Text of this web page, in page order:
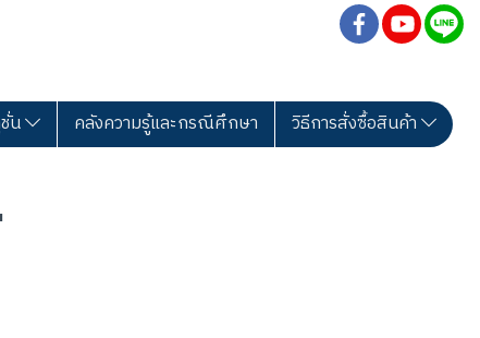
น คลังความรู้และกรณีศึกษา วิธีการสั่งซื้อสินค้า